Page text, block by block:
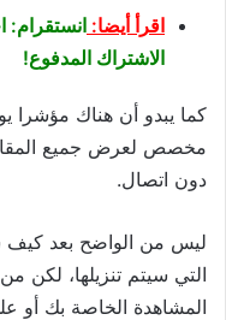
اقرأ أيضا: انستقرام:
الاشتراك المدفوع!
كما يبدو أن هناك مؤشرا
مخصص لعرض جميع
دون اتصال.
ليس من الواضح بعد كيف
التي سيتم تنزيلها، لكن
المشاهدة الخاصة بك أو